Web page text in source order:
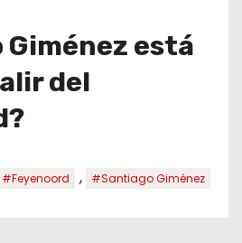
está
del
#Feyenoord , #Santiago Giménez